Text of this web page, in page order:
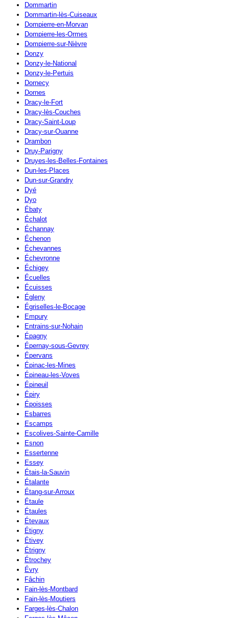
Dommartin
Dommartin-lès-Cuiseaux
Dompierre-en-Morvan
Dompierre-les-Ormes
Dompierre-sur-Nièvre
Donzy
Donzy-le-National
Donzy-le-Pertuis
Dornecy
Dornes
Dracy-le-Fort
Dracy-lès-Couches
Dracy-Saint-Loup
Dracy-sur-Ouanne
Drambon
Druy-Parigny
Druyes-les-Belles-Fontaines
Dun-les-Places
Dun-sur-Grandry
Dyé
Dyo
Ébaty
Échalot
Échannay
Échenon
Échevannes
Échevronne
Échigey
Écuelles
Écuisses
Égleny
Égriselles-le-Bocage
Empury
Entrains-sur-Nohain
Épagny
Épernay-sous-Gevrey
Épervans
Épinac-les-Mines
Épineau-les-Voves
Épineuil
Épiry
Époisses
Esbarres
Escamps
Escolives-Sainte-Camille
Esnon
Essertenne
Essey
Étais-la-Sauvin
Étalante
Étang-sur-Arroux
Étaule
Étaules
Étevaux
Étigny
Étivey
Étrigny
Étrochey
Évry
Fâchin
Fain-lès-Montbard
Fain-lès-Moutiers
Farges-lès-Chalon